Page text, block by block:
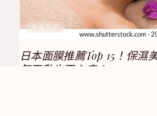
保養方法
日本面膜推薦Top 15！保濕
每天敷也不心疼！